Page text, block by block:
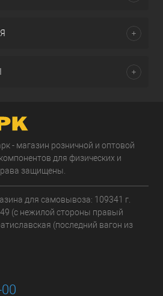
- магазин розничной и оптовой
для физических и
защищены.
для самовывоза: 109341 г.
(с нежилой стороны правый
(последний вагон из